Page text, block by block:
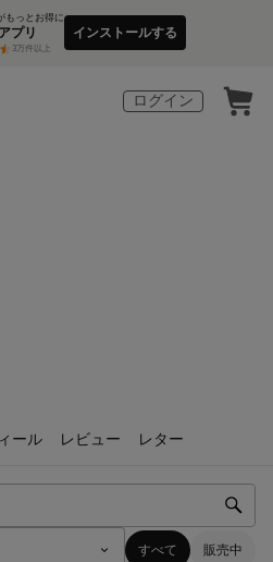
もっとお得に
プリ
3万件以上
インストールする
ログイン
ール レビュー レター
すべて 販売中